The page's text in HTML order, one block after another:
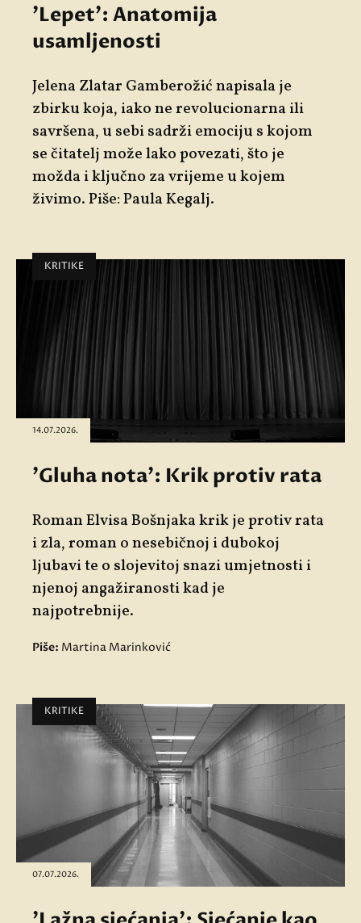
'Lepet': Anatomija
usamljenosti
Jelena Zlatar Gamberožić napisala je
zbirku koja, iako ne revolucionarna ili
savršena, u sebi sadrži emociju s kojom
se čitatelj može lako povezati, što je
možda i ključno za vrijeme u kojem
živimo. Piše: Paula Kegalj.
KRITIKE
14.07.2026.
'Gluha nota': Krik protiv rata
Roman Elvisa Bošnjaka krik je protiv rata
i zla, roman o nesebičnoj i dubokoj
ljubavi te o slojevitoj snazi umjetnosti i
njenoj angažiranosti kad je
najpotrebnije.
Piše: Martina Marinković
KRITIKE
07.07.2026.